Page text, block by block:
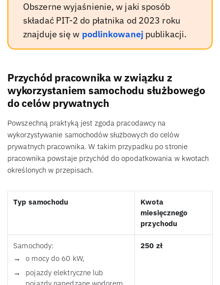
Obszerne wyjaśnienie, w jaki sposób
składać PIT-2 do płatnika od 2023 roku
znajduje się w podlinkowanej publikacji.
Przychód pracownika w związku z
wykorzystaniem samochodu służbowego
do celów prywatnych
Powszechną praktyką jest zgoda pracodawcy na
wykorzystywanie samochodów służbowych do celów
prywatnych pracownika. W takim przypadku po stronie
pracownika powstaje przychód do opodatkowania w kwotach
określonych w przepisach.
Typ samochodu
Kwota
miesięcznego
przychodu
Samochody:
o mocy do 60 kW,
pojazdy elektryczne lub
250 zł